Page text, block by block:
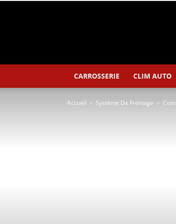
CARROSSERIE CLIM AUTO
Accueil Système De Freinage